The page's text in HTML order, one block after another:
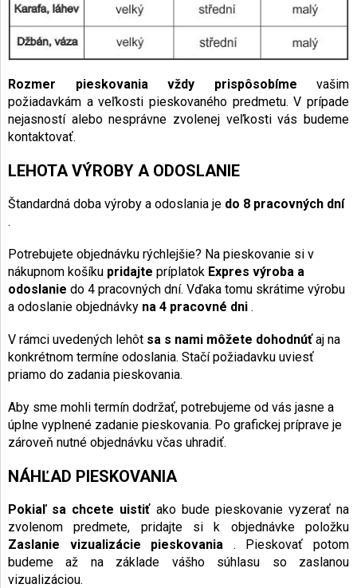
Rozmer pieskovania vždy prispôsobíme vašim
požiadavkám a veľkosti pieskovaného predmetu. V prípade
nejasností alebo nesprávne zvolenej veľkosti vás budeme
kontaktovať.
LEHOTA VÝROBY A ODOSLANIE
Štandardná doba výroby a odoslania je do 8 pracovných dní
.
Potrebujete objednávku rýchlejšie? Na pieskovanie si v
nákupnom košíku pridajte príplatok Expres výroba a
odoslanie do 4 pracovných dní. Vďaka tomu skrátime výrobu
a odoslanie objednávky na 4 pracovné dni .
V rámci uvedených lehôt sa s nami môžete dohodnúťaj na
konkrétnom termíne odoslania. Stačí požiadavku uviesť
priamo do zadania pieskovania.
Aby sme mohli termín dodržať, potrebujeme od vás jasne a
úplne vyplnené zadanie pieskovania. Po grafickej príprave je
zároveň nutné objednávku včas uhradiť.
NÁHĽAD PIESKOVANIA
Pokiaľ sa chcete uistiťako bude pieskovanie vyzerať na
zvolenom predmete, pridajte si k objednávke položku
Zaslanie vizualizácie pieskovania . Pieskovať potom
budeme až na základe vášho súhlasu so zaslanou
vizualizáciou.